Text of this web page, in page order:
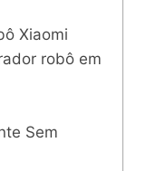
Xiaomi
robô em
Sem